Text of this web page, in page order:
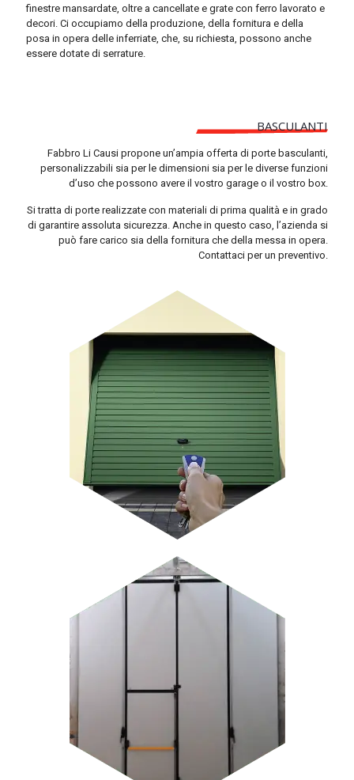
finestre mansardate, oltre a cancellate e grate con ferro lavorato e
decori. Ci occupiamo della produzione, della fornitura e della
posa in opera delle inferriate, che, su richiesta, possono anche
essere dotate di serrature.
BASCULANTI
Fabbro Li Causi propone un’ampia offerta di porte basculanti,
personalizzabili sia per le dimensioni sia per le diverse funzioni
d’uso che possono avere il vostro garage o il vostro box.
Si tratta di porte realizzate con materiali di prima qualità e in grado
di garantire assoluta sicurezza. Anche in questo caso, l’azienda si
può fare carico sia della fornitura che della messa in opera.
Contattaci per un preventivo.